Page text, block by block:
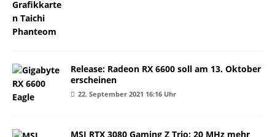
Release: Radeon RX 6600 soll am 13. Oktober
erscheinen
22. September 2021 16:16 Uhr
MSI RTX 3080 Gaming Z Trio: 20 MHz mehr